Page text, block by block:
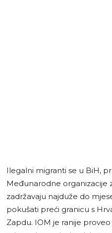
Ilegalni migranti se u BiH,
Međunarodne organizacije
zadržavaju najduže do
pokušati preći granicu s
Zapdu. IOM je ranije